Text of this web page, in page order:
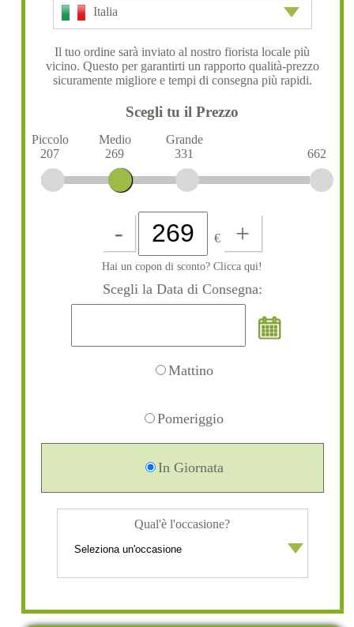
Italia
Il tuo ordine sarà inviato al nostro fiorista locale più
vicino. Questo per garantirti un rapporto qualità-prezzo
sicuramente migliore e tempi di consegna più rapidi.
Scegli tu il Prezzo
Piccolo
207
Medio
269
Grande
331
662
- € +
Hai un copon di sconto? Clicca qui!
Scegli la Data di Consegna:
Mattino
Pomeriggio
In Giornata
Qual'è l'occasione?